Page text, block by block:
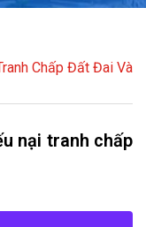
Chấp Đất Đai Và
nại tranh chấp